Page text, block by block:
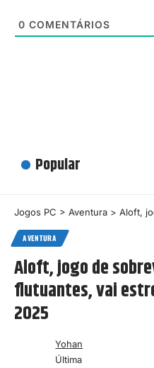
0 COMENTÁRIOS
Popular
Jogos PC > Aventura > Aloft, jogo de
AVENTURA
Aloft, jogo de
flutuantes, vai
2025
Última
Yohan